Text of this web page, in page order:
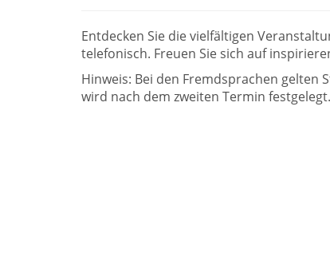
Entdecken Sie die vielfältigen
telefonisch. Freuen Sie sich auf
Hinweis: Bei den Fremdsprachen gelten
wird nach dem zweiten Termin festgelegt.